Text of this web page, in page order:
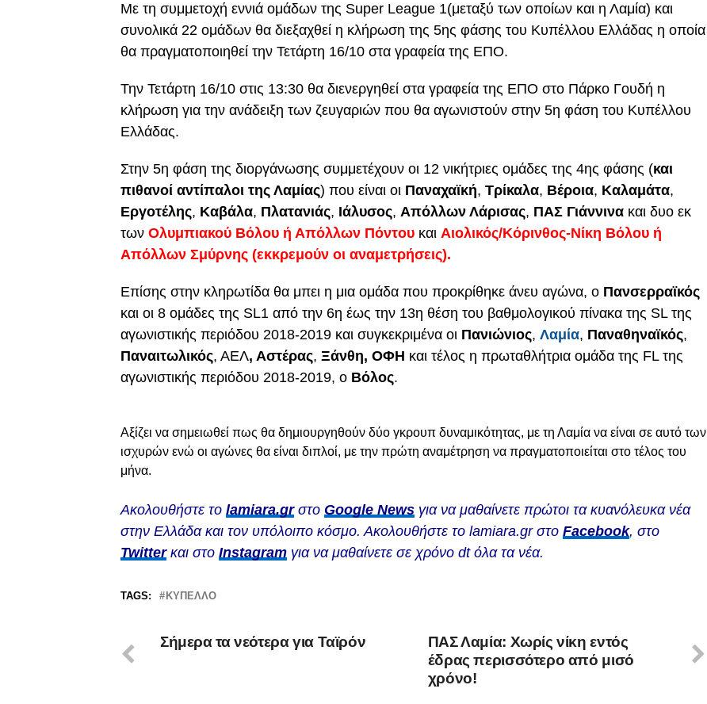
Με τη συμμετοχή εννιά ομάδων της Super League 1(μεταξύ των οποίων και η Λαμία) και
συνολικά 22 ομάδων θα διεξαχθεί η κλήρωση της 5ης φάσης του Κυπέλλου Ελλάδας η οποία
θα πραγματοποιηθεί την Τετάρτη 16/10 στα γραφεία της ΕΠΟ.
Την Τετάρτη 16/10 στις 13:30 θα διενεργηθεί στα γραφεία της ΕΠΟ στο Πάρκο Γουδή η
κλήρωση για την ανάδειξη των ζευγαριών που θα αγωνιστούν στην 5η φάση του Κυπέλλου
Ελλάδας.
Στην 5η φάση της διοργάνωσης συμμετέχουν οι 12 νικήτριες ομάδες της 4ης φάσης (και
πιθανοί αντίπαλοι της Λαμίας) που είναι οι Παναχαϊκή, Τρίκαλα, Βέροια, Καλαμάτα,
Εργοτέλης, Καβάλα, Πλατανιάς, Ιάλυσος, Απόλλων Λάρισας, ΠΑΣ Γιάννινα και δυο εκ
των Ολυμπιακού Βόλου ή Απόλλων Πόντου και Αιολικός/Κόρινθος-Νίκη Βόλου ή
Απόλλων Σμύρνης (εκκρεμούν οι αναμετρήσεις).
Επίσης στην κληρωτίδα θα μπει η μια ομάδα που προκρίθηκε άνευ αγώνα, ο Πανσερραϊκός
και οι 8 ομάδες της SL1 από την 6η έως την 13η θέση του βαθμολογικού πίνακα της SL της
αγωνιστικής περιόδου 2018-2019 και συγκεκριμένα οι Πανιώνιος, Λαμία, Παναθηναϊκός,
Παναιτωλικός, ΑΕΛ, Αστέρας, Ξάνθη, ΟΦΗ και τέλος η πρωταθλήτρια ομάδα της FL της
αγωνιστικής περιόδου 2018-2019, ο Βόλος.
Αξίζει να σημειωθεί πως θα δημιουργηθούν δύο γκρουπ δυναμικότητας, με τη Λαμία να είναι σε αυτό των
ισχυρών ενώ οι αγώνες θα είναι διπλοί, με την πρώτη αναμέτρηση να πραγματοποιείται στο τέλος του
μήνα.
Ακολουθήστε το lamiara.grστο Google News για να μαθαίνετε πρώτοι τα κυανόλευκα νέα
στην Ελλάδα και τον υπόλοιπο κόσμο. Ακολουθήστε το lamiara.gr στο Facebook, στο
Twitterκαι στο Instagram για να μαθαίνετε σε χρόνο dt όλα τα νέα.
TAGS: ΚΎΠΕΛΛΟ
ΠΑΣ Λαμία: Χωρίς νίκη εντός
έδρας περισσότερο από μισό
χρόνο!
Σήμερα τα νεότερα για Ταϊρόν